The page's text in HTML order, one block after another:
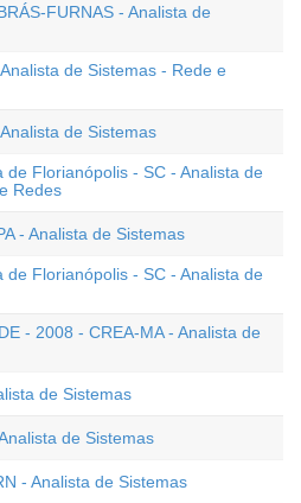
FURNAS - Analista de
de Sistemas - Rede e
de Sistemas
de Florianópolis - SC - Analista de
Redes
- Analista de Sistemas
de Florianópolis - SC - Analista de
- 2008 - CREA-MA - Analista de
de Sistemas
de Sistemas
- Analista de Sistemas